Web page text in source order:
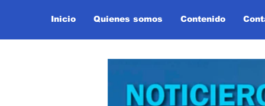
Inicio Quienes somos Contenido